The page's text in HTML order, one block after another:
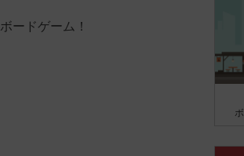
ードゲーム！